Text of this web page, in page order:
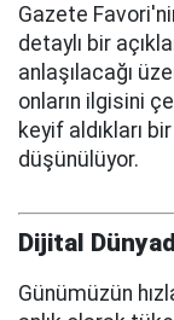
Gazete
detaylı bir
anlaşılacağı
onların ilgisini
keyif aldıkları
düşünülüyor.
Dijital
Günümüzün